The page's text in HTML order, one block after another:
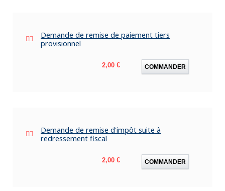
Demande de remise de paiement tiers
provisionnel
Prix
2,00 € COMMANDER
Demande de remise d'impôt suite à
redressement fiscal
Prix
2,00 € COMMANDER